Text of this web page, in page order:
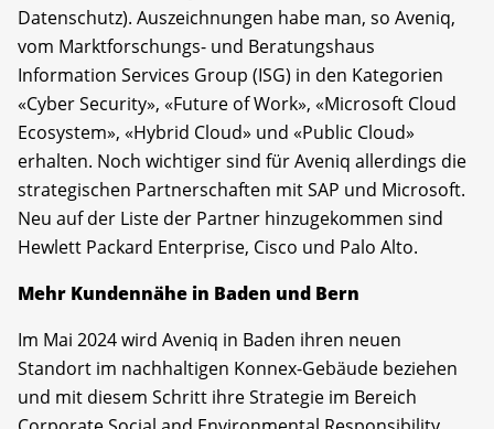
Datenschutz). Auszeichnungen habe man, so Aveniq,
vom Marktforschungs- und Beratungshaus
Information Services Group (ISG) in den Kategorien
«Cyber Security», «Future of Work», «Microsoft Cloud
Ecosystem», «Hybrid Cloud» und «Public Cloud»
erhalten. Noch wichtiger sind für Aveniq allerdings die
strategischen Partnerschaften mit SAP und Microsoft.
Neu auf der Liste der Partner hinzugekommen sind
Hewlett Packard Enterprise, Cisco und Palo Alto.
Mehr Kundennähe in Baden und Bern
Im Mai 2024 wird Aveniq in Baden ihren neuen
Standort im nachhaltigen Konnex-Gebäude beziehen
und mit diesem Schritt ihre Strategie im Bereich